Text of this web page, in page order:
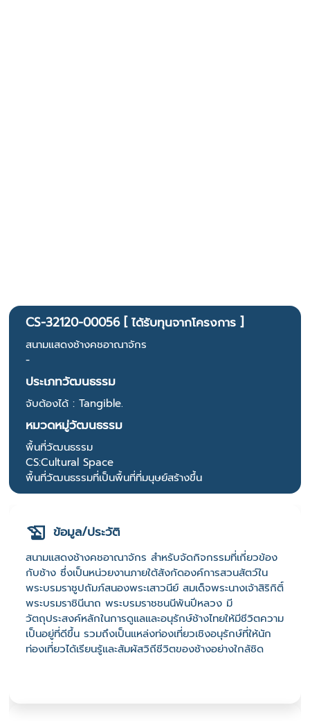
CS-32120-00056 [ ได้รับทุนจากโครงการ ]
สนามแสดงช้างคชอาณาจักร
-
ประเภทวัฒนธรรม
จับต้องได้ : Tangible.
หมวดหมู่วัฒนธรรม
พื้นที่วัฒนธรรม
CS:Cultural Space
พื้นที่วัฒนธรรมที่เป็นพื้นที่ที่มนุษย์สร้างขึ้น
ข้อมูล/ประวัติ
สนามแสดงช้างคชอาณาจักร สำหรับจัดกิจกรรมที่เกี่ยวข้อง
กับช้าง ซึ่งเป็นหน่วยงานภายใต้สังกัดองค์การสวนสัตว์ใน
พระบรมราชูปถัมภ์สนองพระเสาวนีย์ สมเด็จพระนางเจ้าสิริกิติ์
พระบรมราชินีนาถ พระบรมราชชนนีพันปีหลวง มี
วัตถุประสงค์หลักในการดูแลและอนุรักษ์ช้างไทยให้มีชีวิตความ
เป็นอยู่ที่ดีขึ้น รวมถึงเป็นแหล่งท่องเที่ยวเชิงอนุรักษ์ที่ให้นัก
ท่องเที่ยวได้เรียนรู้และสัมผัสวิถีชีวิตของช้างอย่างใกล้ชิด